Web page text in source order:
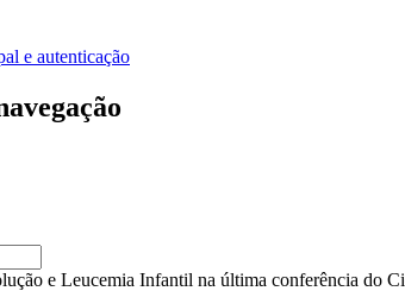
e autenticação
e Leucemia Infantil na última conferência do